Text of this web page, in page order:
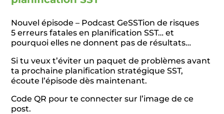
Nouvel épisode – Podcast GeSSTion de risques
5 erreurs fatales en planification SST… et
pourquoi elles ne donnent pas de résultats…
Si tu veux t’éviter un paquet de problèmes avant
ta prochaine planification stratégique SST,
écoute l’épisode dès maintenant.
Code QR pour te connecter sur l’image de ce
post.